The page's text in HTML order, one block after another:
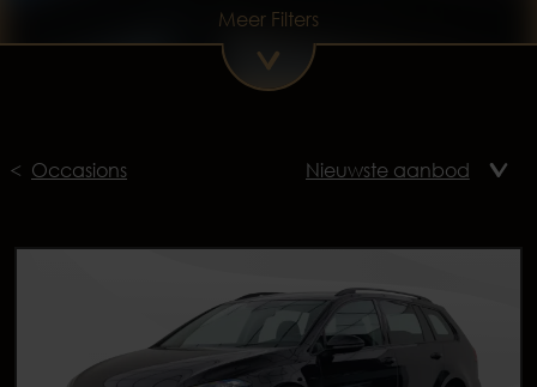
Meer Filters
Occasions